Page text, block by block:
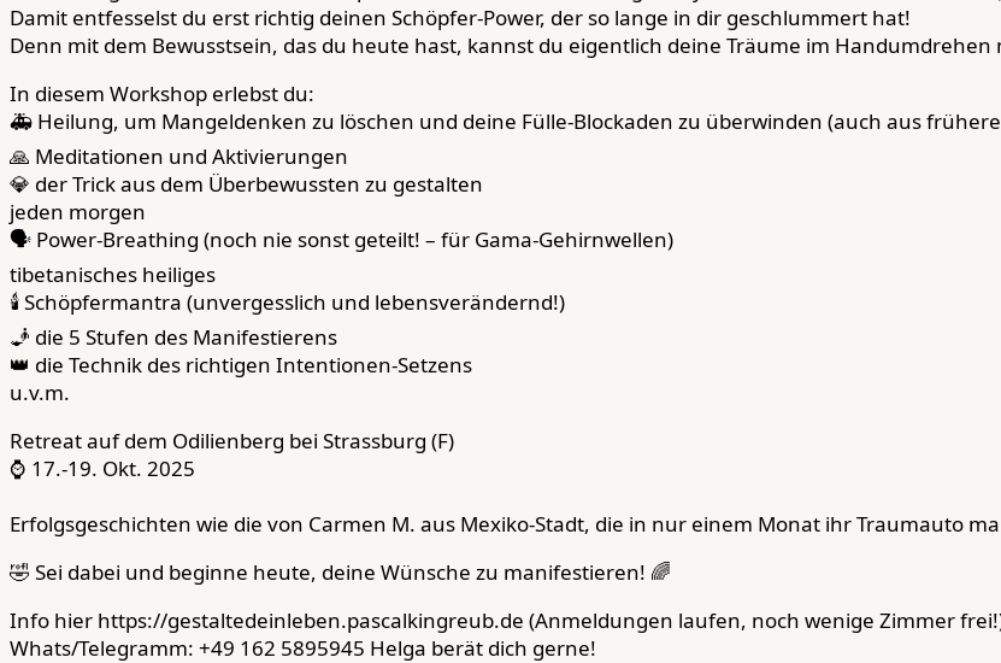
Damit entfesselst du erst richtig deinen Schöpfer-Power, der so lange in dir geschlummert hat!
Denn mit dem Bewusstsein, das du heute hast, kannst du eigentlich deine Träume im
In diesem Workshop erlebst du:
🚑 Heilung, um Mangeldenken zu löschen und deine Fülle-Blockaden zu überwinden (auch aus
🙏 Meditationen und Aktivierungen
💎 der Trick aus dem Überbewussten zu gestalten
jeden morgen
🗣️ Power-Breathing (noch nie sonst geteilt! – für Gama-Gehirnwellen)
tibetanisches heiliges
🕯️ Schöpfermantra (unvergesslich und lebensverändernd!)
🧞 die 5 Stufen des Manifestierens
👑 die Technik des richtigen Intentionen-Setzens
u.v.m.
Retreat auf dem Odilienberg bei Strassburg (F)
⌚ 17.-19. Okt. 2025
Erfolgsgeschichten wie die von Carmen M. aus Mexiko-Stadt, die in nur einem Monat ihr Traumauto
🤣 Sei dabei und beginne heute, deine Wünsche zu manifestieren! 🌈
Info hier https://gestaltedeinleben.pascalkingreub.de (Anmeldungen laufen, noch wenige Zimmer
Whats/Telegramm: +49 162 5895945 Helga berät dich gerne!